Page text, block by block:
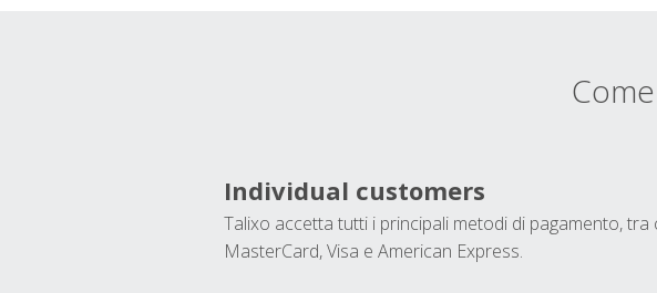
Individual customers
Talixo accetta tutti i principali metodi di pagamento, tra
MasterCard, Visa e American Express.